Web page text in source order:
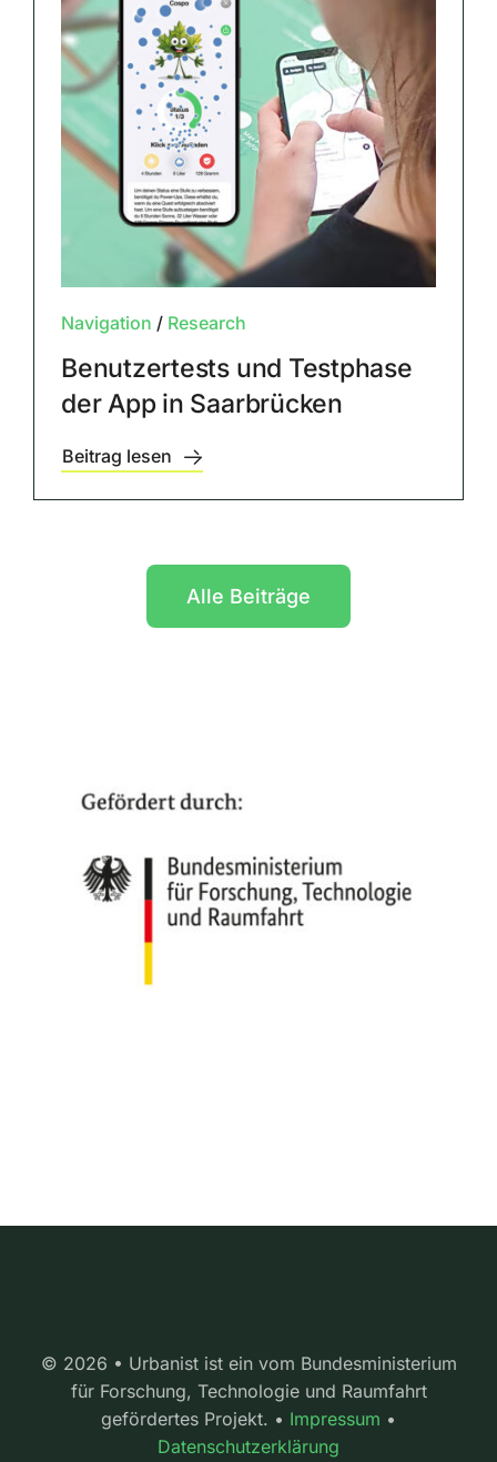
Navigation / Research
Benutzertests und Testphase
der App in Saarbrücken
Beitrag lesen
Alle Beiträge
© 2026 • Urbanist ist ein vom Bundesministerium
für Forschung, Technologie und Raumfahrt
gefördertes Projekt. • Impressum •
Datenschutzerklärung